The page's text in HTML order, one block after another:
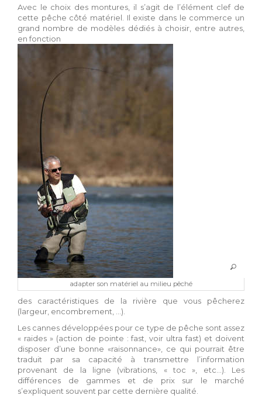
Avec le choix des montures, il s’agit de l’élément clef de
cette pêche côté matériel. Il existe dans le commerce un
grand nombre de modèles dédiés à choisir, entre autres,
en fonction
adapter son matériel au milieu pêché
des caractéristiques de la rivière que vous pêcherez
(largeur, encombrement, …).
Les cannes développées pour ce type de pêche sont assez
« raides » (action de pointe : fast, voir ultra fast) et doivent
disposer d’une bonne «raisonnance», ce qui pourrait être
traduit par sa capacité à transmettre l’information
provenant de la ligne (vibrations, « toc », etc…). Les
différences de gammes et de prix sur le marché
s’expliquent souvent par cette dernière qualité.